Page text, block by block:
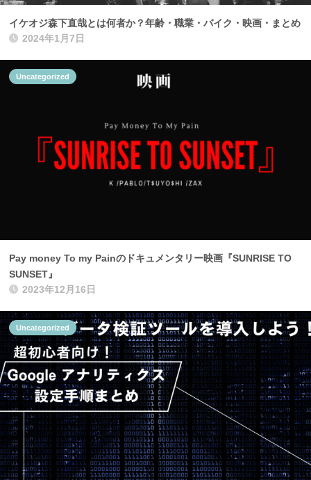
イケオジ森下直哉とは何者か？年齢・職業・バイク・映画・まとめ
2024年1月7日
Pay money To my Painのドキュメンタリー映画『SUNRISE TO
SUNSET』
2023年12月16日
Uncategorized
Uncategorized